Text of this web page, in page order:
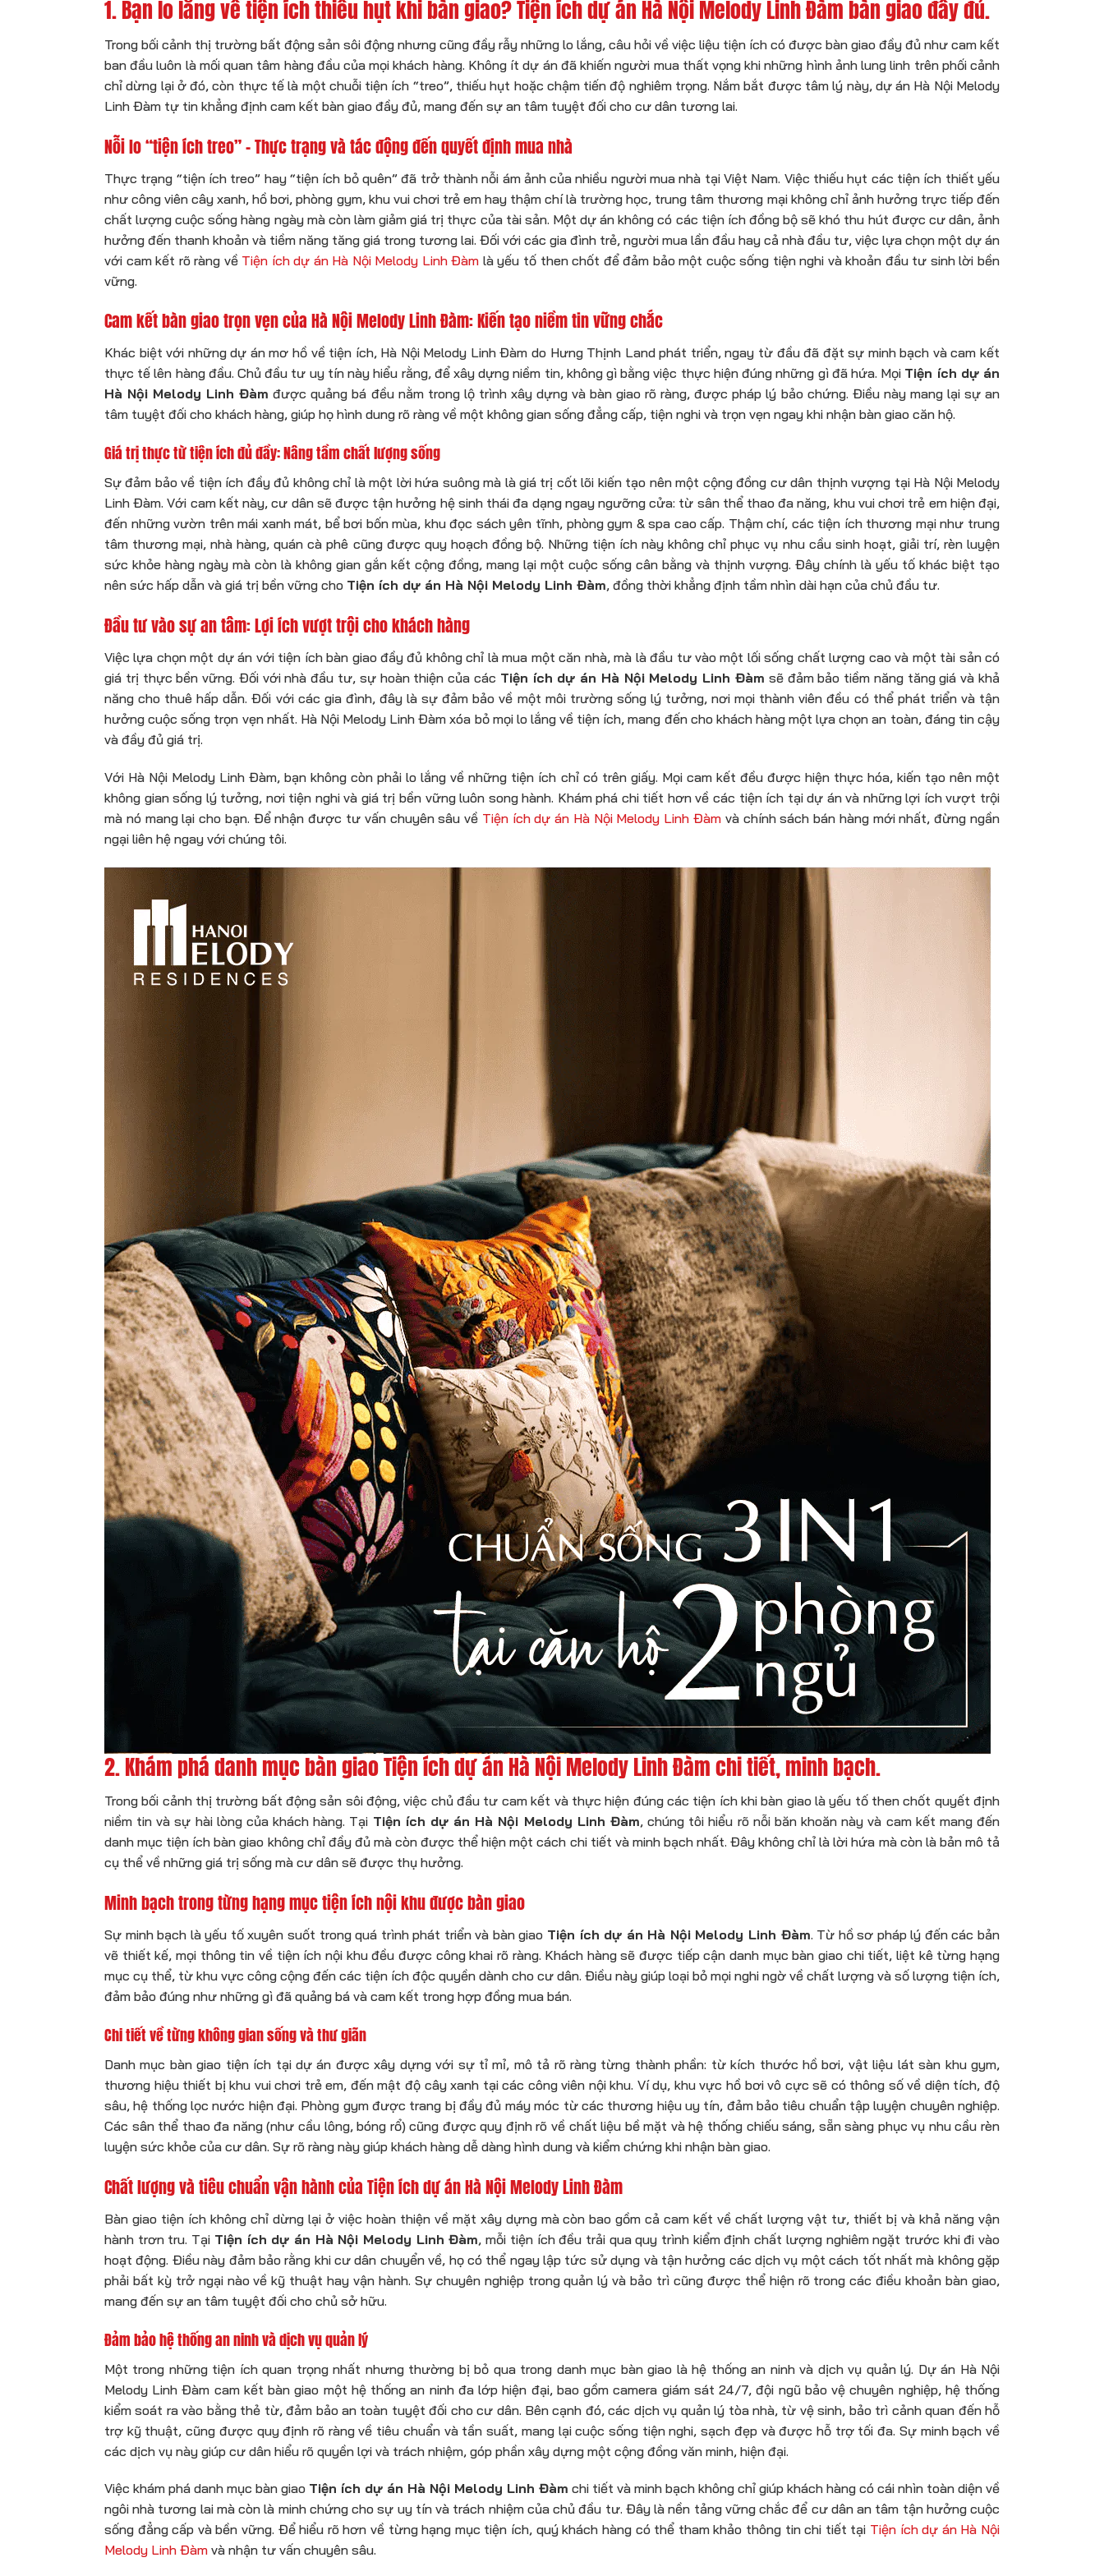
1. Bạn lo lắng về tiện ích thiếu hụt khi bàn giao? Tiện ích dự án Hà Nội Melody Linh Đàm bàn giao đầy đủ.
Trong bối cảnh thị trường bất động sản sôi động nhưng cũng đầy rẫy những lo lắng, câu hỏi về việc liệu tiện ích có được bàn giao đầy đủ như cam kết
ban đầu luôn là mối quan tâm hàng đầu của mọi khách hàng. Không ít dự án đã khiến người mua thất vọng khi những hình ảnh lung linh trên phối cảnh
chỉ dừng lại ở đó, còn thực tế là một chuỗi tiện ích “treo”, thiếu hụt hoặc chậm tiến độ nghiêm trọng. Nắm bắt được tâm lý này, dự án Hà Nội Melody
Linh Đàm tự tin khẳng định cam kết bàn giao đầy đủ, mang đến sự an tâm tuyệt đối cho cư dân tương lai.
Nỗi lo “tiện ích treo” – Thực trạng và tác động đến quyết định mua nhà
Thực trạng “tiện ích treo” hay “tiện ích bỏ quên” đã trở thành nỗi ám ảnh của nhiều người mua nhà tại Việt Nam. Việc thiếu hụt các tiện ích thiết yếu
như công viên cây xanh, hồ bơi, phòng gym, khu vui chơi trẻ em hay thậm chí là trường học, trung tâm thương mại không chỉ ảnh hưởng trực tiếp đến
chất lượng cuộc sống hàng ngày mà còn làm giảm giá trị thực của tài sản. Một dự án không có các tiện ích đồng bộ sẽ khó thu hút được cư dân, ảnh
hưởng đến thanh khoản và tiềm năng tăng giá trong tương lai. Đối với các gia đình trẻ, người mua lần đầu hay cả nhà đầu tư, việc lựa chọn một dự án
với cam kết rõ ràng về Tiện ích dự án Hà Nội Melody Linh Đàm là yếu tố then chốt để đảm bảo một cuộc sống tiện nghi và khoản đầu tư sinh lời bền
vững.
Cam kết bàn giao trọn vẹn của Hà Nội Melody Linh Đàm: Kiến tạo niềm tin vững chắc
Khác biệt với những dự án mơ hồ về tiện ích, Hà Nội Melody Linh Đàm do Hưng Thịnh Land phát triển, ngay từ đầu đã đặt sự minh bạch và cam kết
thực tế lên hàng đầu. Chủ đầu tư uy tín này hiểu rằng, để xây dựng niềm tin, không gì bằng việc thực hiện đúng những gì đã hứa. Mọi Tiện ích dự án
Hà Nội Melody Linh Đàm được quảng bá đều nằm trong lộ trình xây dựng và bàn giao rõ ràng, được pháp lý bảo chứng. Điều này mang lại sự an
tâm tuyệt đối cho khách hàng, giúp họ hình dung rõ ràng về một không gian sống đẳng cấp, tiện nghi và trọn vẹn ngay khi nhận bàn giao căn hộ.
Giá trị thực từ tiện ích đủ đầy: Nâng tầm chất lượng sống
Sự đảm bảo về tiện ích đầy đủ không chỉ là một lời hứa suông mà là giá trị cốt lõi kiến tạo nên một cộng đồng cư dân thịnh vượng tại Hà Nội Melody
Linh Đàm. Với cam kết này, cư dân sẽ được tận hưởng hệ sinh thái đa dạng ngay ngưỡng cửa: từ sân thể thao đa năng, khu vui chơi trẻ em hiện đại,
đến những vườn trên mái xanh mát, bể bơi bốn mùa, khu đọc sách yên tĩnh, phòng gym & spa cao cấp. Thậm chí, các tiện ích thương mại như trung
tâm thương mại, nhà hàng, quán cà phê cũng được quy hoạch đồng bộ. Những tiện ích này không chỉ phục vụ nhu cầu sinh hoạt, giải trí, rèn luyện
sức khỏe hàng ngày mà còn là không gian gắn kết cộng đồng, mang lại một cuộc sống cân bằng và thịnh vượng. Đây chính là yếu tố khác biệt tạo
nên sức hấp dẫn và giá trị bền vững cho Tiện ích dự án Hà Nội Melody Linh Đàm, đồng thời khẳng định tầm nhìn dài hạn của chủ đầu tư.
Đầu tư vào sự an tâm: Lợi ích vượt trội cho khách hàng
Việc lựa chọn một dự án với tiện ích bàn giao đầy đủ không chỉ là mua một căn nhà, mà là đầu tư vào một lối sống chất lượng cao và một tài sản có
giá trị thực bền vững. Đối với nhà đầu tư, sự hoàn thiện của các Tiện ích dự án Hà Nội Melody Linh Đàm sẽ đảm bảo tiềm năng tăng giá và khả
năng cho thuê hấp dẫn. Đối với các gia đình, đây là sự đảm bảo về một môi trường sống lý tưởng, nơi mọi thành viên đều có thể phát triển và tận
hưởng cuộc sống trọn vẹn nhất. Hà Nội Melody Linh Đàm xóa bỏ mọi lo lắng về tiện ích, mang đến cho khách hàng một lựa chọn an toàn, đáng tin cậy
và đầy đủ giá trị.
Với Hà Nội Melody Linh Đàm, bạn không còn phải lo lắng về những tiện ích chỉ có trên giấy. Mọi cam kết đều được hiện thực hóa, kiến tạo nên một
không gian sống lý tưởng, nơi tiện nghi và giá trị bền vững luôn song hành. Khám phá chi tiết hơn về các tiện ích tại dự án và những lợi ích vượt trội
mà nó mang lại cho bạn. Để nhận được tư vấn chuyên sâu về Tiện ích dự án Hà Nội Melody Linh Đàm và chính sách bán hàng mới nhất, đừng ngần
ngại liên hệ ngay với chúng tôi.
2. Khám phá danh mục bàn giao Tiện ích dự án Hà Nội Melody Linh Đàm chi tiết, minh bạch.
Trong bối cảnh thị trường bất động sản sôi động, việc chủ đầu tư cam kết và thực hiện đúng các tiện ích khi bàn giao là yếu tố then chốt quyết định
niềm tin và sự hài lòng của khách hàng. Tại Tiện ích dự án Hà Nội Melody Linh Đàm, chúng tôi hiểu rõ nỗi băn khoăn này và cam kết mang đến
danh mục tiện ích bàn giao không chỉ đầy đủ mà còn được thể hiện một cách chi tiết và minh bạch nhất. Đây không chỉ là lời hứa mà còn là bản mô tả
cụ thể về những giá trị sống mà cư dân sẽ được thụ hưởng.
Minh bạch trong từng hạng mục tiện ích nội khu được bàn giao
Sự minh bạch là yếu tố xuyên suốt trong quá trình phát triển và bàn giao Tiện ích dự án Hà Nội Melody Linh Đàm. Từ hồ sơ pháp lý đến các bản
vẽ thiết kế, mọi thông tin về tiện ích nội khu đều được công khai rõ ràng. Khách hàng sẽ được tiếp cận danh mục bàn giao chi tiết, liệt kê từng hạng
mục cụ thể, từ khu vực công cộng đến các tiện ích độc quyền dành cho cư dân. Điều này giúp loại bỏ mọi nghi ngờ về chất lượng và số lượng tiện ích,
đảm bảo đúng như những gì đã quảng bá và cam kết trong hợp đồng mua bán.
Chi tiết về từng không gian sống và thư giãn
Danh mục bàn giao tiện ích tại dự án được xây dựng với sự tỉ mỉ, mô tả rõ ràng từng thành phần: từ kích thước hồ bơi, vật liệu lát sàn khu gym,
thương hiệu thiết bị khu vui chơi trẻ em, đến mật độ cây xanh tại các công viên nội khu. Ví dụ, khu vực hồ bơi vô cực sẽ có thông số về diện tích, độ
sâu, hệ thống lọc nước hiện đại. Phòng gym được trang bị đầy đủ máy móc từ các thương hiệu uy tín, đảm bảo tiêu chuẩn tập luyện chuyên nghiệp.
Các sân thể thao đa năng (như cầu lông, bóng rổ) cũng được quy định rõ về chất liệu bề mặt và hệ thống chiếu sáng, sẵn sàng phục vụ nhu cầu rèn
luyện sức khỏe của cư dân. Sự rõ ràng này giúp khách hàng dễ dàng hình dung và kiểm chứng khi nhận bàn giao.
Chất lượng và tiêu chuẩn vận hành của Tiện ích dự án Hà Nội Melody Linh Đàm
Bàn giao tiện ích không chỉ dừng lại ở việc hoàn thiện về mặt xây dựng mà còn bao gồm cả cam kết về chất lượng vật tư, thiết bị và khả năng vận
hành trơn tru. Tại Tiện ích dự án Hà Nội Melody Linh Đàm, mỗi tiện ích đều trải qua quy trình kiểm định chất lượng nghiêm ngặt trước khi đi vào
hoạt động. Điều này đảm bảo rằng khi cư dân chuyển về, họ có thể ngay lập tức sử dụng và tận hưởng các dịch vụ một cách tốt nhất mà không gặp
phải bất kỳ trở ngại nào về kỹ thuật hay vận hành. Sự chuyên nghiệp trong quản lý và bảo trì cũng được thể hiện rõ trong các điều khoản bàn giao,
mang đến sự an tâm tuyệt đối cho chủ sở hữu.
Đảm bảo hệ thống an ninh và dịch vụ quản lý
Một trong những tiện ích quan trọng nhất nhưng thường bị bỏ qua trong danh mục bàn giao là hệ thống an ninh và dịch vụ quản lý. Dự án Hà Nội
Melody Linh Đàm cam kết bàn giao một hệ thống an ninh đa lớp hiện đại, bao gồm camera giám sát 24/7, đội ngũ bảo vệ chuyên nghiệp, hệ thống
kiểm soát ra vào bằng thẻ từ, đảm bảo an toàn tuyệt đối cho cư dân. Bên cạnh đó, các dịch vụ quản lý tòa nhà, từ vệ sinh, bảo trì cảnh quan đến hỗ
trợ kỹ thuật, cũng được quy định rõ ràng về tiêu chuẩn và tần suất, mang lại cuộc sống tiện nghi, sạch đẹp và được hỗ trợ tối đa. Sự minh bạch về
các dịch vụ này giúp cư dân hiểu rõ quyền lợi và trách nhiệm, góp phần xây dựng một cộng đồng văn minh, hiện đại.
Việc khám phá danh mục bàn giao Tiện ích dự án Hà Nội Melody Linh Đàm chi tiết và minh bạch không chỉ giúp khách hàng có cái nhìn toàn diện về
ngôi nhà tương lai mà còn là minh chứng cho sự uy tín và trách nhiệm của chủ đầu tư. Đây là nền tảng vững chắc để cư dân an tâm tận hưởng cuộc
sống đẳng cấp và bền vững. Để hiểu rõ hơn về từng hạng mục tiện ích, quý khách hàng có thể tham khảo thông tin chi tiết tại Tiện ích dự án Hà Nội
Melody Linh Đàm và nhận tư vấn chuyên sâu.